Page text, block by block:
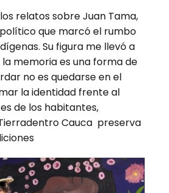
relatos sobre Juan Tama,
que marcó el rumbo
Su figura me llevó a
memoria es una forma de
no es quedarse en el
la identidad frente al
de los habitantes,
Cauca preserva